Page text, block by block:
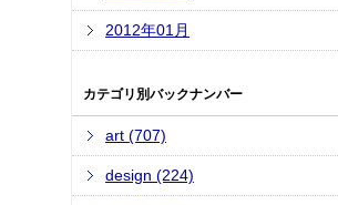
2012年01月
カテゴリ別バックナンバー
art (707)
design (224)